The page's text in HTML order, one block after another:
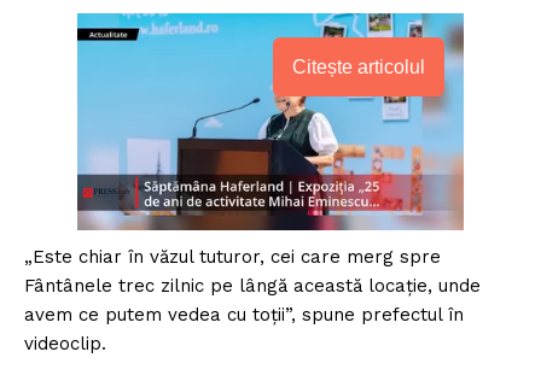
Citește articolul
„Este chiar în văzul tuturor, cei care merg spre
Fântânele trec zilnic pe lângă această locaţie, unde
avem ce putem vedea cu toţii”, spune prefectul în
videoclip.